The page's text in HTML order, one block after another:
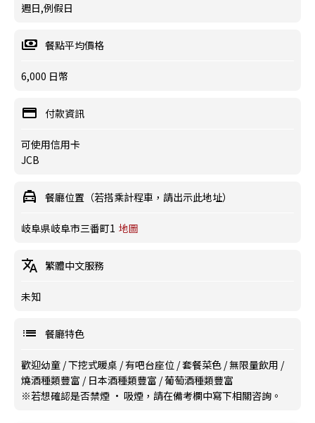
週日,例假日
餐點平均價格
6,000 日幣
付款資訊
可使用信用卡
JCB
餐廳位置（若搭乘計程車，請出示此地址）
岐阜県岐阜市三番町1 地圖
繁體中文服務
未知
餐廳特色
歡迎幼童 /下挖式暖桌 /有吧台座位 /套餐菜色 /無限量飲用 /
燒酒種類豐富 / 日本酒種類豐富 /葡萄酒種類豐富
※若想確認是否禁煙 · 吸煙，請在備考欄中寫下相關咨詢。